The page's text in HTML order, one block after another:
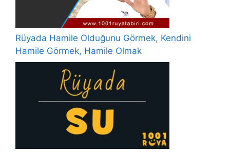
Rüyada Hamile Olduğunu Görmek, Kendini
Hamile Görmek, Hamile Olmak